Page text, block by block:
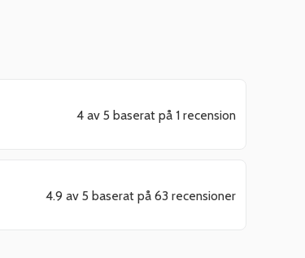
4 av 5 baserat på 1 recension
4.9 av 5 baserat på 63 recensioner